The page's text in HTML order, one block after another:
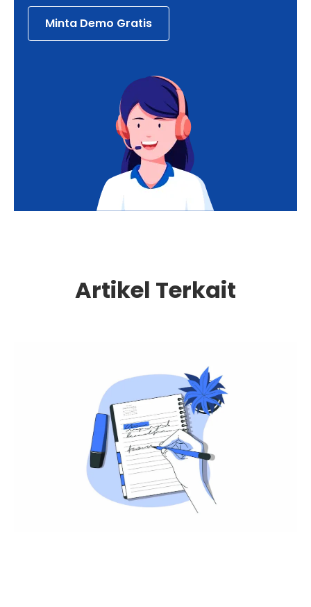
Minta Demo Gratis
Artikel Terkait